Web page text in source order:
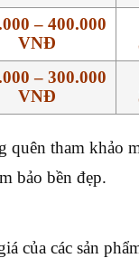
– 400.000
VNĐ
– 300.000
VNĐ
quên tham khảo
bảo bền đẹp.
của các sản